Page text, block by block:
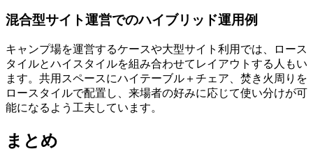
混合型サイト運営でのハイブリッド運用例
キャンプ場を運営するケースや大型サイト利用では、ロース
タイルとハイスタイルを組み合わせてレイアウトする人もい
ます。共用スペースにハイテーブル＋チェア、焚き火周りを
ロースタイルで配置し、来場者の好みに応じて使い分けが可
能になるよう工夫しています。
まとめ